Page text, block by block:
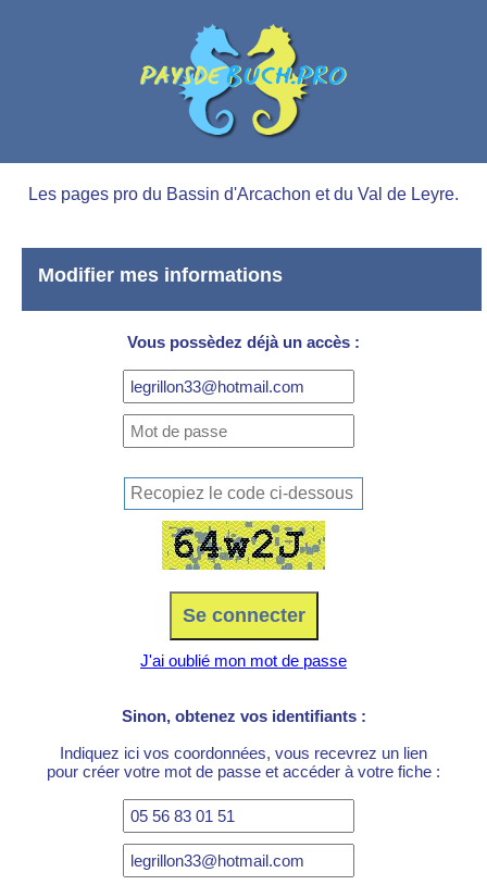
Les pages pro du Bassin d'Arcachon et du Val de Leyre.
Modifier mes informations
Vous possèdez déjà un accès :
J'ai oublié mon mot de passe
Sinon, obtenez vos identifiants :
Indiquez ici vos coordonnées, vous recevrez un lien
pour créer votre mot de passe et accéder à votre fiche :